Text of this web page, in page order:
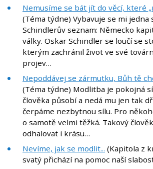
Nemusíme se bát jít do věcí, které
(Téma týdne) Vybavuje se mi jedna
Schindlerův seznam: Německo
války. Oskar Schindler se loučí se
kterým zachránil život ve své
projev…
Nepoddávej se zármutku, Bůh tě
(Téma týdne) Modlitba je pokojná
člověka působí a nedá mu jen tak
čerpáme nezbytnou sílu. Pro
o samotě velmi těžká. Takový
odhalovat i krásu…
Nevíme, jak se modlit... (Kapitola z
svatý přichází na pomoc naší